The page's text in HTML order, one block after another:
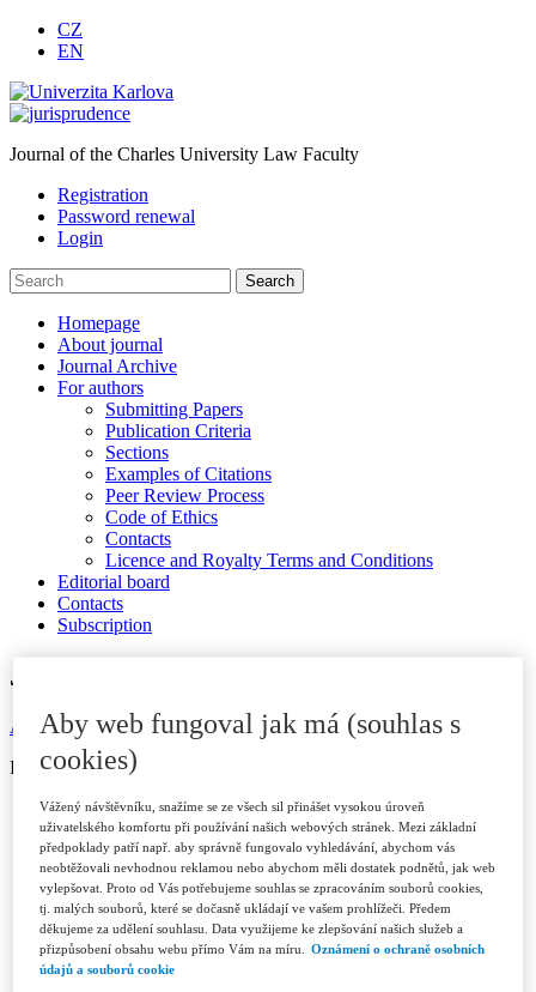
CZ
EN
Journal of the Charles University Law Faculty
Registration
Password renewal
Login
Homepage
About journal
Journal Archive
For authors
Submitting Papers
Publication Criteria
Sections
Examples of Citations
Peer Review Process
Code of Ethics
Contacts
Licence and Royalty Terms and Conditions
Editorial board
Contacts
Subscription
JOURNAL ARCHIVE
Available in ASPI
ISSN 1802-3843 (print)
Year 2026
Issue 1/2026
Issue 2/2026
Issue 3/2026
Year 2025
Issue 1/2025
Issue 2/2025
Issue 3/2025
Issue 4-5/2025
Aby web fungoval jak má (souhlas s
cookies)
Vážený návštěvníku, snažíme se ze všech sil přinášet vysokou úroveň
uživatelského komfortu při používání našich webových stránek. Mezi základní
předpoklady patří např. aby správně fungovalo vyhledávání, abychom vás
neobtěžovali nevhodnou reklamou nebo abychom měli dostatek podnětů, jak web
vylepšovat. Proto od Vás potřebujeme souhlas se zpracováním souborů cookies,
tj. malých souborů, které se dočasně ukládají ve vašem prohlížeči. Předem
děkujeme za udělení souhlasu. Data využijeme ke zlepšování našich služeb a
přizpůsobení obsahu webu přímo Vám na míru.
Oznámení o ochraně osobních
údajů a souborů cookie